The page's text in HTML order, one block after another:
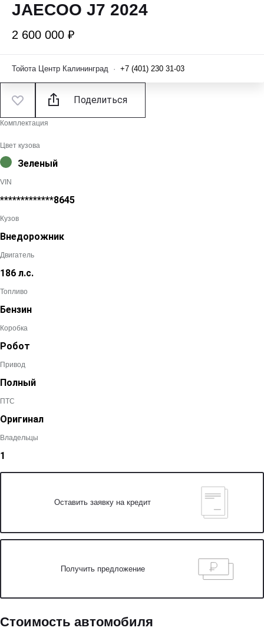
JAECOO J7 2024
2 600 000 ₽
Тойота Центр Калининград · +7 (401) 230 31-03
Поделиться
Комплектация
Цвет кузова
Зеленый
VIN
*************8645
Кузов
Внедорожник
Двигатель
186 л.с.
Топливо
Бензин
Коробка
Робот
Привод
Полный
ПТС
Оригинал
Владельцы
1
Оставить заявку на кредит
Получить предложение
Стоимость автомобиля